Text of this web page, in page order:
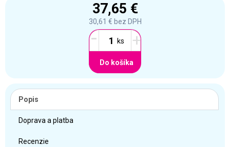
37,65 €
30,61 € bez DPH
- +
Do košíka
Popis
Doprava a platba
Recenzie